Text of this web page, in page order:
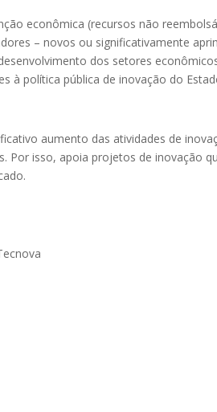
econômica (recursos não
– novos ou significativamente
dos setores
à política pública de inovação do
aumento das atividades de
Por isso, apoia projetos de inovação